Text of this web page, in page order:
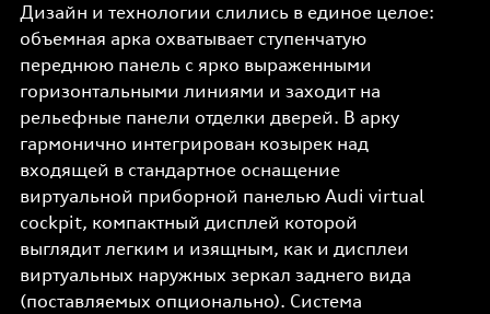
Дизайн и технологии слились в единое целое:
объемная арка охватывает ступенчатую
переднюю панель с ярко выраженными
горизонтальными линиями и заходит на
рельефные панели отделки дверей. В арку
гармонично интегрирован козырек над
входящей в стандартное оснащение
виртуальной приборной панелью Audi virtual
cockpit, компактный дисплей которой
выглядит легким и изящным, как и дисплеи
виртуальных наружных зеркал заднего вида
(поставляемых опционально). Система